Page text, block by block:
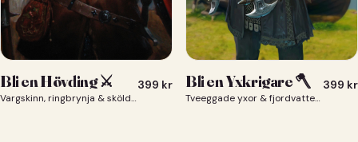
Bli en Hövding ⚔️
Vargskinn, ringbrynja & sköld — du som nordisk krigsherre ⚔️
399 kr Bli en Yxkrigare 🪓
Tveeggade yxor & fjordvatten bakom dig 🪓
399 kr